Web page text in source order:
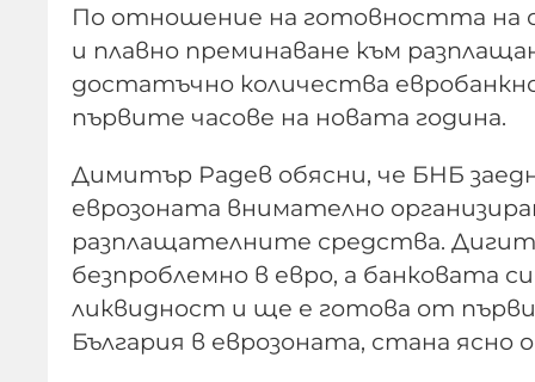
По отношение на готовността на
и плавно преминаване към
достатъчно количества
първите часове на новата година.
Димитър Радев обясни, че БНБ
еврозоната внимателно
разплащателните средства.
безпроблемно в евро, а банковата
ликвидност и ще е готова от
България в еврозоната, стана